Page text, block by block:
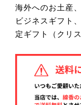
海外へのお土産
ビジネスギフト
定ギフト（クリ